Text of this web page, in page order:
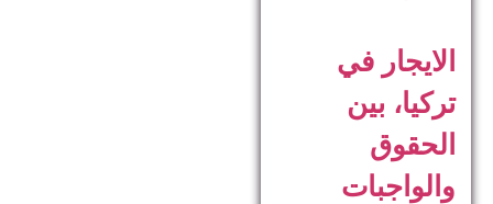
الايجار في
تركيا، بين
الحقوق
والواجبات